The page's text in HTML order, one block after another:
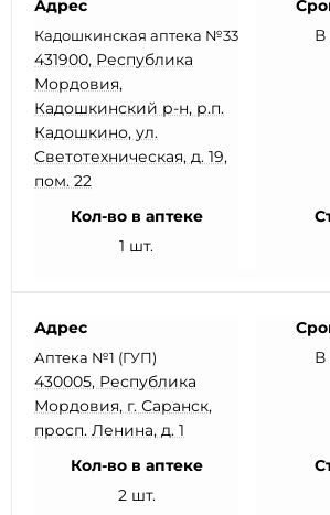
Адрес
Кадошкинская аптека №33
431900, Республика
Мордовия,
Кадошкинский р-н, р.п.
Кадошкино, ул.
Светотехническая, д. 19,
пом. 22
В
Кол-во в аптеке
1 шт.
Адрес
Аптека №1 (ГУП)
430005, Республика
Мордовия, г. Саранск,
просп. Ленина, д. 1
В
Кол-во в аптеке
2 шт.